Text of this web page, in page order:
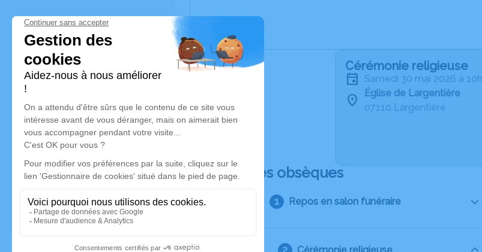
Cérémonie religieuse
samedi 30 mai 2026 à
Église de Largentière
07110 Largentière
Déroulé des obsèques
Repos en salon funéraire